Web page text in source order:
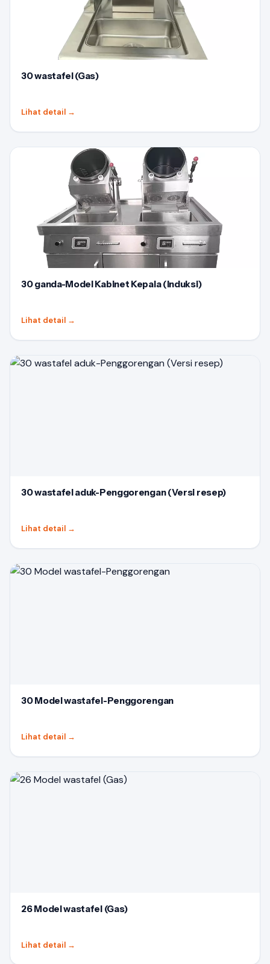
30 wastafel (Gas)
Lihat detail →
30 ganda-Model Kabinet Kepala (Induksi)
Lihat detail →
30 wastafel aduk-Penggorengan (Versi resep)
Lihat detail →
30 Model wastafel-Penggorengan
Lihat detail →
26 Model wastafel (Gas)
Lihat detail →